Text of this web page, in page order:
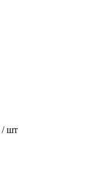
/ шт